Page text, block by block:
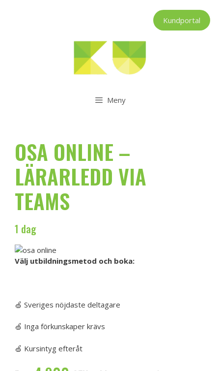
Kundportal
Meny
OSA ONLINE –
LÄRARLEDD VIA
TEAMS
1 dag
Välj utbildningsmetod och boka:
🍏 Sveriges nöjdaste deltagare
🍏 Inga förkunskaper krävs
🍏 Kursintyg efteråt